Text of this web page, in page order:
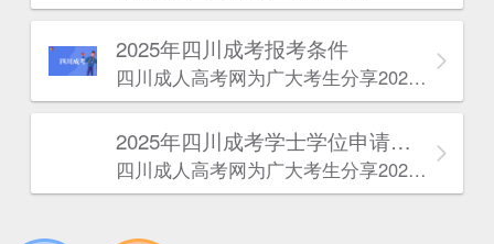
2025年‌‌‌‌四川成考报考条件
四川成人高考网​为广大考生分享2025年‌‌‌‌四川成考报考条件。为广大在职人员和社会人士提供学历提升的机会。更多四川成考考试信息，欢迎在线访问四川成人高考网。
2025年‌‌‌‌四川成考学士学位申请条件
四川成人高考网​为广大考生分享2025年‌‌‌‌四川成考学士学位申请条件。为广大在职人员和社会人士提供学历提升的机会。更多四川成考考试信息，欢迎在线访问四川成人高考网。